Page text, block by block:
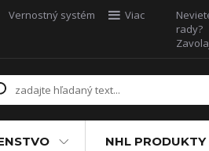
Vernostný systém Viac
rady?
NHL PRODUKTY